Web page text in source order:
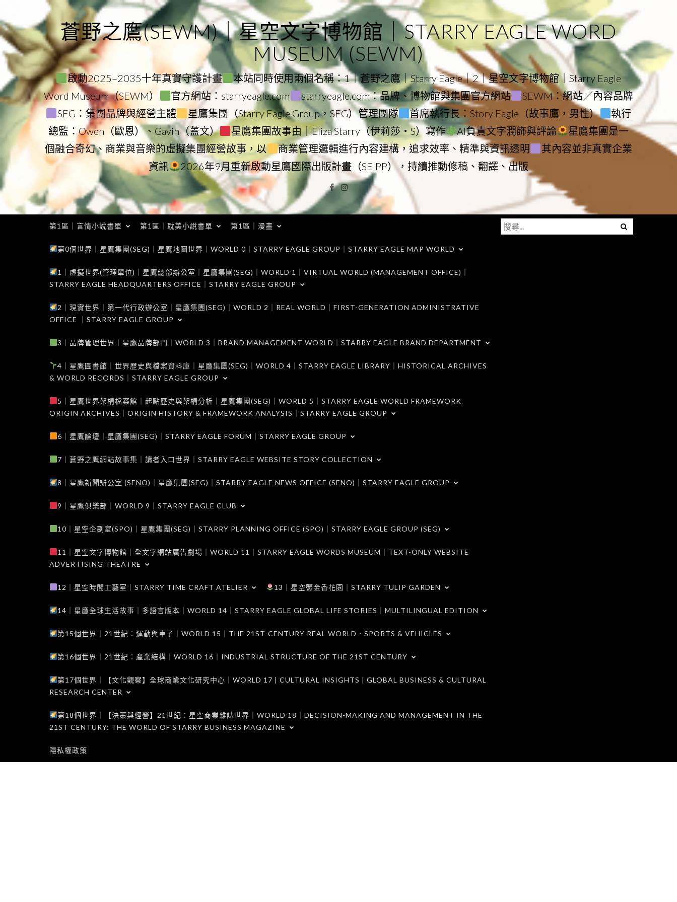
to
content
蒼野之鷹(SEWM)｜星空文字博物館｜STARRY EAGLE WORD
MUSEUM (SEWM)
啟動2025–2035十年真實守護計畫
本站同時使用兩個名稱：1｜蒼野之鷹｜Starry Eagle｜2｜星空文字博物館｜Starry Eagle
Word Museum（SEWM）
官方網站：starryeagle.com starryeagle.com：品牌、博物館與集團官方網站
SEWM：網站／內容品牌
SEG：集團品牌與經營主體
星鷹集團（Starry Eagle Group，SEG）管理團隊 首席執行長：Story Eagle（故事鷹，男性）
執行
總監：Owen（歐恩）、Gavin（蓋文）
星鷹集團故事由｜Eliza Starry（伊莉莎・S）寫作 AI負責文字潤飾與評論
星鷹集團是一
個融合奇幻、商業與音樂的虛擬集團經營故事，以
商業管理邏輯進行內容建構，追求效率、精準與資訊透明
其內容並非真實企業
資訊
2026年9月重新啟動星鷹國際出版計畫（SEIPP），持續推動修稿、翻譯、出版
Facebook
Instagram
第1區｜言情小說書單 第1區｜耽美小說書單 第1區｜漫畫
第0個世界｜星鷹集團(SEG)｜星鷹地圖世界｜WORLD 0｜STARRY EAGLE GROUP｜STARRY EAGLE MAP WORLD
1｜虛擬世界(管理單位)｜星鷹總部辦公室｜星鷹集團(SEG)｜WORLD 1｜VIRTUAL WORLD (MANAGEMENT OFFICE)｜
STARRY EAGLE HEADQUARTERS OFFICE｜STARRY EAGLE GROUP
2｜現實世界｜第一代行政辦公室｜星鷹集團(SEG)｜WORLD 2｜REAL WORLD｜FIRST-GENERATION ADMINISTRATIVE
OFFICE ｜STARRY EAGLE GROUP
3｜品牌管理世界｜星鷹品牌部門｜WORLD 3｜BRAND MANAGEMENT WORLD｜STARRY EAGLE BRAND DEPARTMENT
4｜星鷹圖書館｜世界歷史與檔案資料庫｜星鷹集團(SEG)｜WORLD 4｜STARRY EAGLE LIBRARY｜HISTORICAL ARCHIVES
& WORLD RECORDS｜STARRY EAGLE GROUP
5｜星鷹世界架構檔案館｜起點歷史與架構分析｜星鷹集團(SEG)｜WORLD 5｜STARRY EAGLE WORLD FRAMEWORK
ORIGIN ARCHIVES｜ORIGIN HISTORY & FRAMEWORK ANALYSIS｜STARRY EAGLE GROUP
6｜星鷹論壇｜星鷹集團(SEG)｜STARRY EAGLE FORUM｜STARRY EAGLE GROUP
7｜蒼野之鷹網站故事集｜讀者入口世界｜STARRY EAGLE WEBSITE STORY COLLECTION
8｜星鷹新聞辦公室 (SENO)｜星鷹集團(SEG)｜STARRY EAGLE NEWS OFFICE (SENO)｜STARRY EAGLE GROUP
9｜星鷹俱樂部｜WORLD 9｜STARRY EAGLE CLUB
10｜星空企劃室(SPO)｜星鷹集團(SEG)｜STARRY PLANNING OFFICE (SPO)｜STARRY EAGLE GROUP (SEG)
11｜星空文字博物館｜全文字網站廣告劇場｜WORLD 11｜STARRY EAGLE WORDS MUSEUM｜TEXT-ONLY WEBSITE
ADVERTISING THEATRE
12｜星空時間工藝室｜STARRY TIME CRAFT ATELIER 13｜星空鬱金香花園｜STARRY TULIP GARDEN
14｜星鷹全球生活故事｜多語言版本｜WORLD 14｜STARRY EAGLE GLOBAL LIFE STORIES｜MULTILINGUAL EDITION
第15個世界｜21世紀：運動與車子｜WORLD 15｜THE 21ST-CENTURY REAL WORLD．SPORTS & VEHICLES
第16個世界｜21世紀：產業結構｜WORLD 16｜INDUSTRIAL STRUCTURE OF THE 21ST CENTURY
第17個世界｜【文化觀察】全球商業文化研究中心｜WORLD 17 | CULTURAL INSIGHTS | GLOBAL BUSINESS & CULTURAL
RESEARCH CENTER
第18個世界｜【決策與經營】21世紀：星空商業雜誌世界｜WORLD 18｜DECISION-MAKING AND MANAGEMENT IN THE
21ST CENTURY: THE WORLD OF STARRY BUSINESS MAGAZINE
隱私權政策
Menu
搜
尋